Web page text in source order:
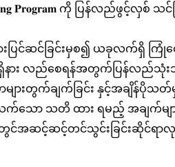
𝐏𝐫𝐨𝐠𝐫𝐚𝐦 ကို ပြန်လည်ဖွင့်လှစ်
ဆင်ခြင်းမှစ၍ ယခုလက်ရှိ ကြုံတွေ့
ား လည်စေရန်အတွက်ပြန်လည်သုံးသပ်
တွက်ချက်ခြင်း နှင့်အချိန်ပိုသတ်
ာ သတိ ထား ရမည့် အချက်များ
းတွင်အဆင့်ဆင့်တင်သွင်းခြင်းဆိုင်ရ